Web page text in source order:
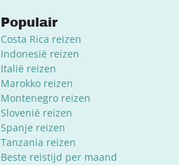
Populair
Costa Rica reizen
Indonesië reizen
Italië reizen
Marokko reizen
Montenegro reizen
Slovenië reizen
Spanje reizen
Tanzania reizen
Beste reistijd per maand